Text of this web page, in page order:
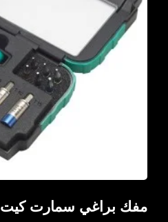
مفك براغي سمارت كيت II